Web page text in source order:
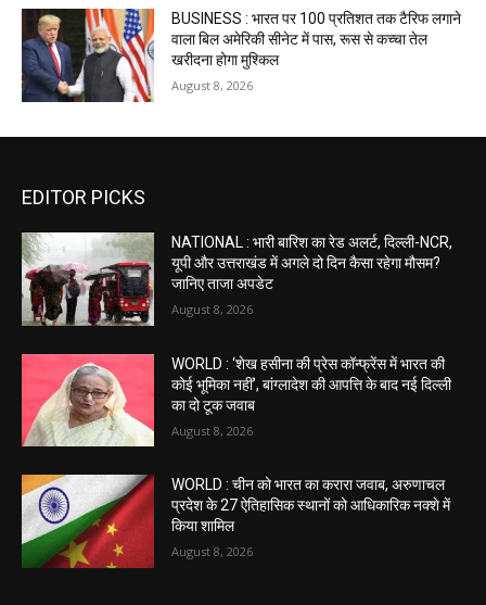
BUSINESS : भारत पर 100 प्रतिशत तक टैरिफ लगाने
वाला बिल अमेरिकी सीनेट में पास, रूस से कच्चा तेल
खरीदना होगा मुश्किल
August 8, 2026
EDITOR PICKS
NATIONAL : भारी बारिश का रेड अलर्ट, दिल्ली-NCR,
यूपी और उत्तराखंड में अगले दो दिन कैसा रहेगा मौसम?
जानिए ताजा अपडेट
August 8, 2026
WORLD : ‘शेख हसीना की प्रेस कॉन्फ्रेंस में भारत की
कोई भूमिका नहीं’, बांग्लादेश की आपत्ति के बाद नई दिल्ली
का दो टूक जवाब
August 8, 2026
WORLD : चीन को भारत का करारा जवाब, अरुणाचल
प्रदेश के 27 ऐतिहासिक स्थानों को आधिकारिक नक्शे में
किया शामिल
August 8, 2026